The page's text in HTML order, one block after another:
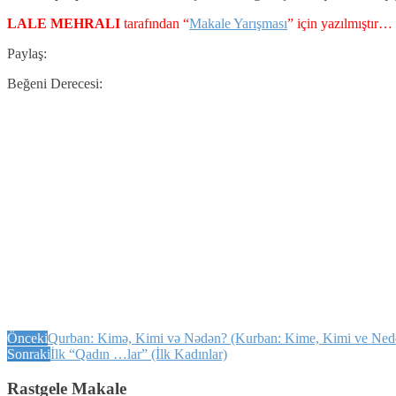
LALE MEHRALI tarafından “Makale Yarışması” için yazılmıştır…
Paylaş:
Beğeni Derecesi:
ÖncekiQurban: Kimə, Kimi və Nədən? (Kurban: Kime, Kimi ve
Sonrakiİlk “Qadın …lar” (İlk Kadınlar)
Rastgele Makale